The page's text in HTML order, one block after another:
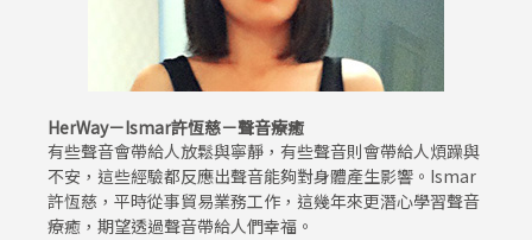
HerWay－Ismar許恆慈－聲音療癒
有些聲音會帶給人放鬆與寧靜，有些聲音則會帶給人煩躁與
不安，這些經驗都反應出聲音能夠對身體產生影響。Ismar
許恆慈，平時從事貿易業務工作，這幾年來更潛心學習聲音
療癒，期望透過聲音帶給人們幸福。